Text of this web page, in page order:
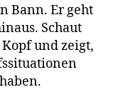
Bann. Er geht
Schaut
und zeigt,